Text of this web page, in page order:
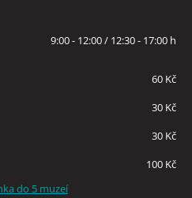
9:00 - 12:00 / 12:30 - 17:00 h
60 Kč
30 Kč
30 Kč
100 Kč
do 5 muzeí